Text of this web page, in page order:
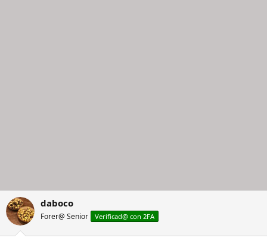
daboco
Forer@ Senior Verificad@ con 2FA